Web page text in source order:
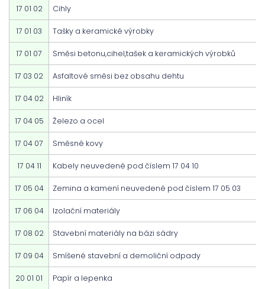
17 01 02 Cihly
17 01 03 Tašky a keramické výrobky
17 01 07 Směsi betonu,cihel,tašek a keramických výrobků
17 03 02 Asfaltové směsi bez obsahu dehtu
17 04 02 Hliník
17 04 05 Železo a ocel
17 04 07 Směsné kovy
17 04 11 Kabely neuvedené pod číslem 17 04 10
17 05 04 Zemina a kamení neuvedené pod číslem 17 05 03
17 06 04 Izolační materiály
17 08 02 Stavební materiály na bázi sádry
17 09 04 Smíšené stavební a demoliční odpady
20 01 01 Papír a lepenka